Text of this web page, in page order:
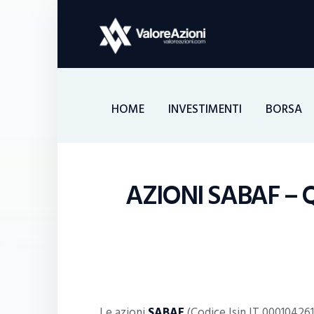
HOME INVESTIMENTI BORSA
AZIONI SABAF –